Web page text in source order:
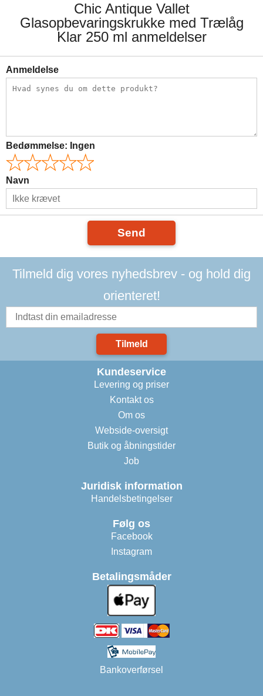
Chic Antique Vallet
Glasopbevaringskrukke med Trælåg
Klar 250 ml anmeldelser
Anmeldelse
Bedømmelse: Ingen
Navn
Send
Tilmeld dig vores nyhedsbrev - og hold dig
orienteret!
Tilmeld
Kundeservice
Levering og priser
Kontakt os
Om os
Webside-oversigt
Butik og åbningstider
Job
Juridisk information
Handelsbetingelser
Følg os
Facebook
Instagram
Betalingsmåder
Bankoverførsel